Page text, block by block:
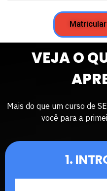
VEJA O
Mais do que um curso de
você para a
1.